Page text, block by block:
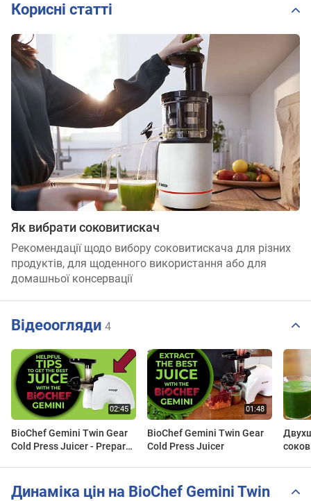
Корисні статті
Як вибрати соковитискач
Рекомендації щодо вибору соковитискача для різних
продуктів, для щоденного використання або для
домашньої консервації
Відеоогляди 4
BioChef Gemini Twin Gear
Cold Press Juicer - Prepare
BioChef Gemini Twin Gear
Cold Press Juicer
Динаміка цін на BioChef Gemini Twin